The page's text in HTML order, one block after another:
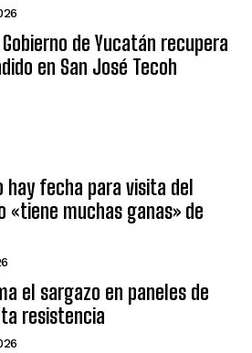
de Yucatán recupera
en San José Tecoh
hay fecha para visita del
«tiene muchas ganas» de
el sargazo en paneles de
resistencia